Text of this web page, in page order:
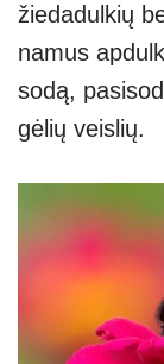
žiedadulkių
namus
sodą,
gėlių veislių.